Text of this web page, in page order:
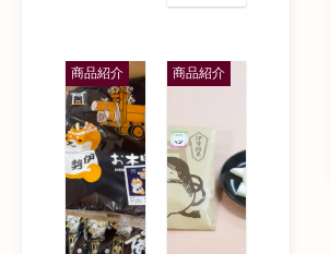
商品紹介 商品紹介